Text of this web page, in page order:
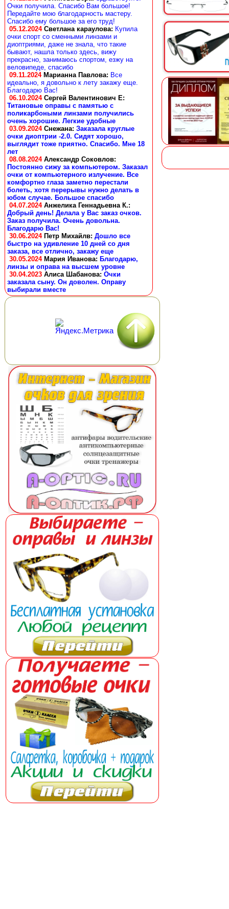
Очки получила. Спасибо Вам большое!
Передайте мою благодарность мастеру.
Спасибо ему большое за его труд!
05.12.2024 Светлана караулова: Купила
очки спорт со сменными линзами и
диоптриями, даже не знала, что такие
бывают, нашла только здесь, вижу
прекрасно, занимаюсь спортом, езжу на
веловипеде, спасибо
09.11.2024 Марианна Павлова: Все
идеально, я довольно к лету закажу еще.
Благодарю Вас!
06.10.2024 Сергей Валентинович Е:
Титановые оправы с памятью с
поликарбоными линзами получились
очень хорошие. Легкие удобные
03.09.2024 Снежана: Заказала круглые
очки диоптрии -2.0. Сидят хорошо,
выглядит тоже приятно. Спасибо. Мне 18
лет
08.08.2024 Александр Соковлов:
Постоянно сижу за компьютером. Заказал
очки от компьютерного излучение. Все
комфортно глаза заметно перестали
болеть, хотя перерывы нужно делать в
юбом случае. Большое спасибо
04.07.2024 Анжелика Геннадьевна К.:
Добрый день! Делала у Вас заказ очков.
Заказ получила. Очень довольна.
Благодарю Вас!
30.06.2024 Петр Михайлв: Дошло все
быстро на удивление 10 дней со дня
заказа, все отлично, закажу еще
30.05.2024 Мария Иванова: Благодарю,
линзы и оправа на высшем уровне
30.04.2023 Алиса Шабанова: Очки
заказала сыну. Он доволен. Оправу
выбирали вместе